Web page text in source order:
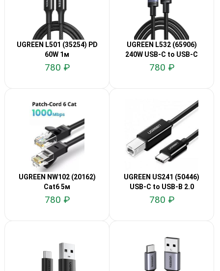
UGREEN L501 (35254) PD
60W 1м
780 ₽
UGREEN L532 (65906)
240W USB-C to USB-C
0.5м
780 ₽
UGREEN NW102 (20162)
Cat6 5м
780 ₽
UGREEN US241 (50446)
USB-C to USB-B 2.0
Printer 2м
780 ₽